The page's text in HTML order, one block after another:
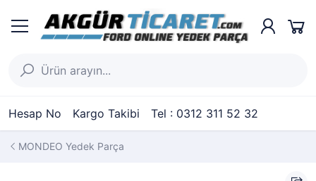
Hesap No Kargo Takibi Tel : 0312 311 52 32
MONDEO Yedek Parça